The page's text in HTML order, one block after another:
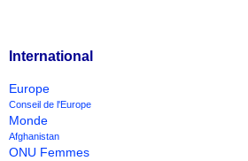
International
Europe
Conseil de l'Europe
Monde
Afghanistan
ONU Femmes